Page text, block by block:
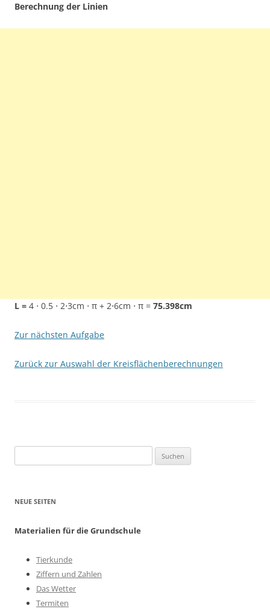
Berechnung der Linien
L = 4 ⋅ 0.5 ⋅ 2⋅3cm ⋅ π + 2⋅6cm ⋅ π = 75.398cm
Zur nächsten Aufgabe
Zurück zur Auswahl der Kreisflächenberechnungen
nach:
NEUE SEITEN
Materialien für die Grundschule
Tierkunde
Ziffern und Zahlen
Das Wetter
Termiten